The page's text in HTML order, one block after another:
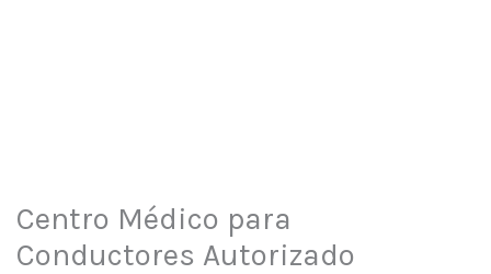
Centro Médico para
Conductores Autorizado